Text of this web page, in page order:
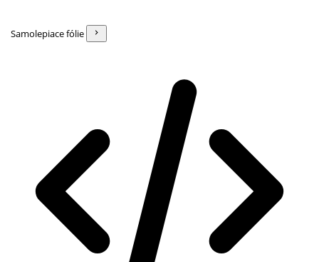
Samolepiace fólie